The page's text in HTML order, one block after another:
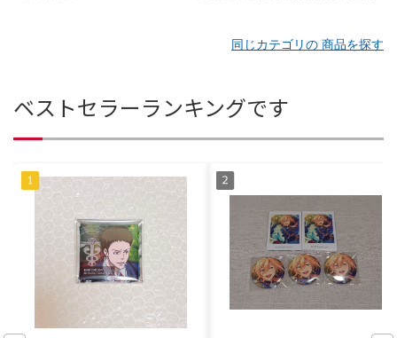
同じカテゴリの 商品を探す
ベストセラーランキングです